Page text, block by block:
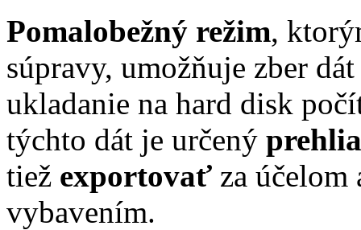
Pomalobežný režim,
súpravy, umožňuje zber
ukladanie na hard disk
týchto dát je určený
tiež exportovať za
vybavením.